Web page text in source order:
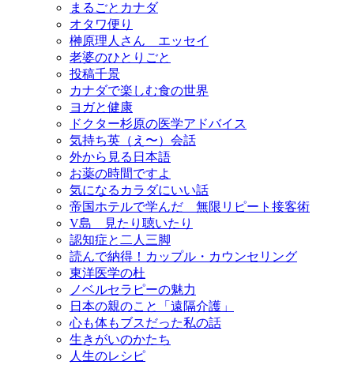
まるごとカナダ
オタワ便り
榊原理人さん エッセイ
老婆のひとりごと
投稿千景
カナダで楽しむ食の世界
ヨガと健康
ドクター杉原の医学アドバイス
気持ち英（え〜）会話
外から見る日本語
お薬の時間ですよ
気になるカラダにいい話
帝国ホテルで学んだ 無限リピート接客術
V島 見たり聴いたり
認知症と二人三脚
読んで納得！カップル・カウンセリング
東洋医学の杜
ノベルセラピーの魅力
日本の親のこと「遠隔介護」
心も体もブスだった私の話
生きがいのかたち
人生のレシピ